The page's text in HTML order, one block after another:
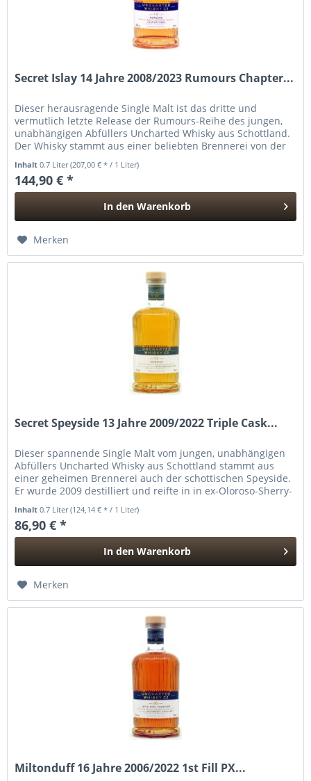
Secret Islay 14 Jahre 2008/2023 Rumours Chapter...
Dieser herausragende Single Malt ist das dritte und
vermutlich letzte Release der Rumours-Reihe des jungen,
unabhängigen Abfüllers Uncharted Whisky aus Schottland.
Der Whisky stammt aus einer beliebten Brennerei von der
Inhalt0.7 Liter(207,00 € * / 1 Liter)
144,90 € *
In den Warenkorb
Merken
Secret Speyside 13 Jahre 2009/2022 Triple Cask...
Dieser spannende Single Malt vom jungen, unabhängigen
Abfüllers Uncharted Whisky aus Schottland stammt aus
einer geheimen Brennerei auch der schottischen Speyside.
Er wurde 2009 destilliert und reifte in in ex-Oloroso-Sherry-
Inhalt0.7 Liter(124,14 € * / 1 Liter)
86,90 € *
In den Warenkorb
Merken
Miltonduff 16 Jahre 2006/2022 1st Fill PX...